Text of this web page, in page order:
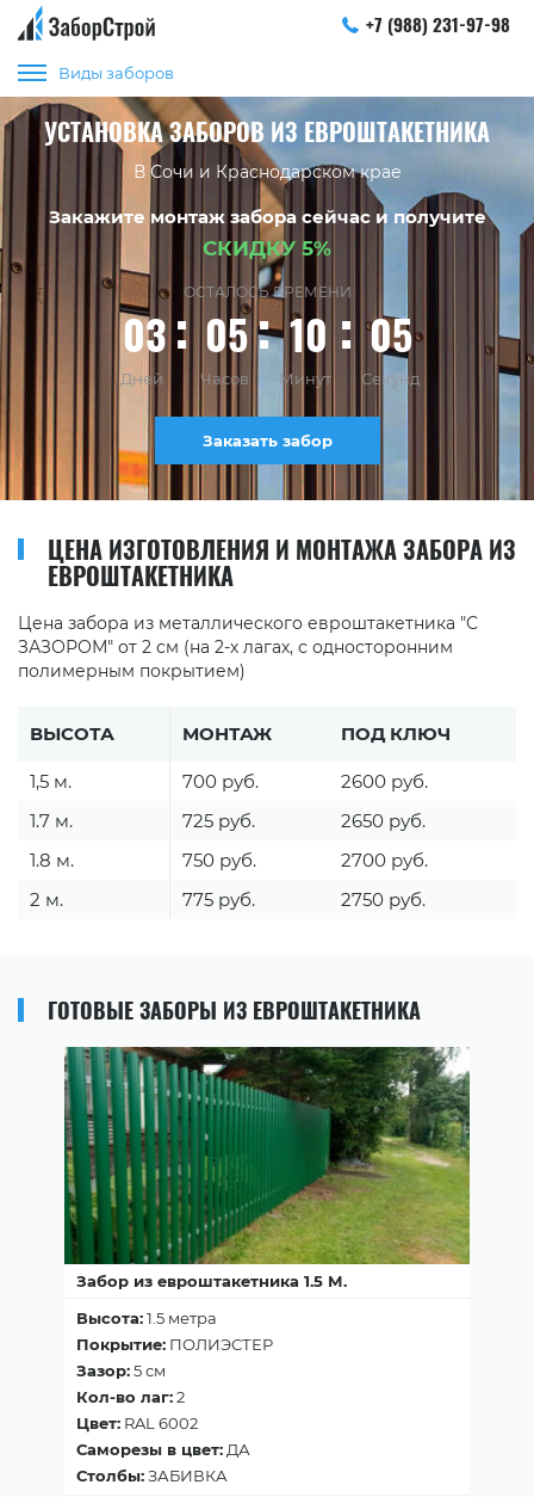
+7 (988) 231-97-98
Виды заборов
УСТАНОВКА ЗАБОРОВ ИЗ ЕВРОШТАКЕТНИКА
В Сочи и Краснодарском крае
Закажите монтаж забора сейчас и получите
СКИДКУ 5%
ОСТАЛОСЬ ВРЕМЕНИ
03 05 10 04
Дней Часов Минут Секунд
Заказать забор
ЦЕНА ИЗГОТОВЛЕНИЯ И МОНТАЖА ЗАБОРА ИЗ
ЕВРОШТАКЕТНИКА
Цена забора из металлического евроштакетника "С
ЗАЗОРОМ" от 2 см (на 2-х лагах, с односторонним
полимерным покрытием)
ВЫСОТА МОНТАЖ ПОД КЛЮЧ
1,5 м. 700 руб.
2600 руб.
1.7 м.
725 руб.
2650 руб.
1.8 м.
750 руб.
2700 руб.
2 м.
775 руб. 2750 руб.
ГОТОВЫЕ ЗАБОРЫ ИЗ ЕВРОШТАКЕТНИКА
Забор из евроштакетника 1.5 М.
Высота:1.5 метра
Покрытие: ПОЛИЭСТЕР
Зазор:5 см
Кол-во лаг:2
Цвет: RAL 6002
Саморезы в цвет:ДА
Столбы:ЗАБИВКА